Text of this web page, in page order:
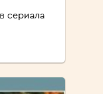
сериала